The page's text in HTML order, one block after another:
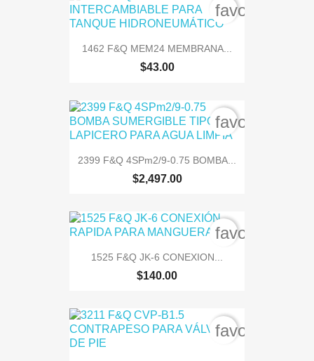
1462 F&Q MEM24 MEMBRANA...
$43.00
2399 F&Q 4SPm2/9-0.75 BOMBA...
$2,497.00
1525 F&Q JK-6 CONEXION...
$140.00